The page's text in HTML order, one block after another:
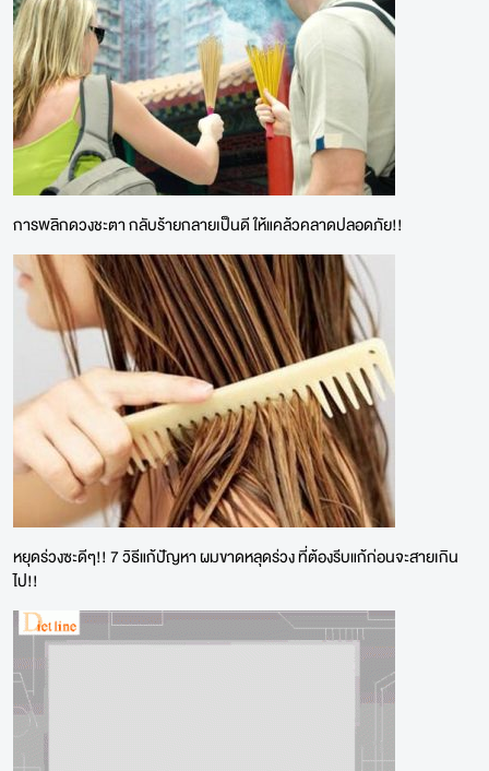
การพลิกดวงชะตา กลับร้ายกลายเป็นดี ให้แคล้วคลาดปลอดภัย!!
หยุดร่วงซะดีๆ!! 7 วิธีแก้ปัญหา ผมขาดหลุดร่วง ที่ต้องรีบแก้ก่อนจะสายเกิน
ไป!!